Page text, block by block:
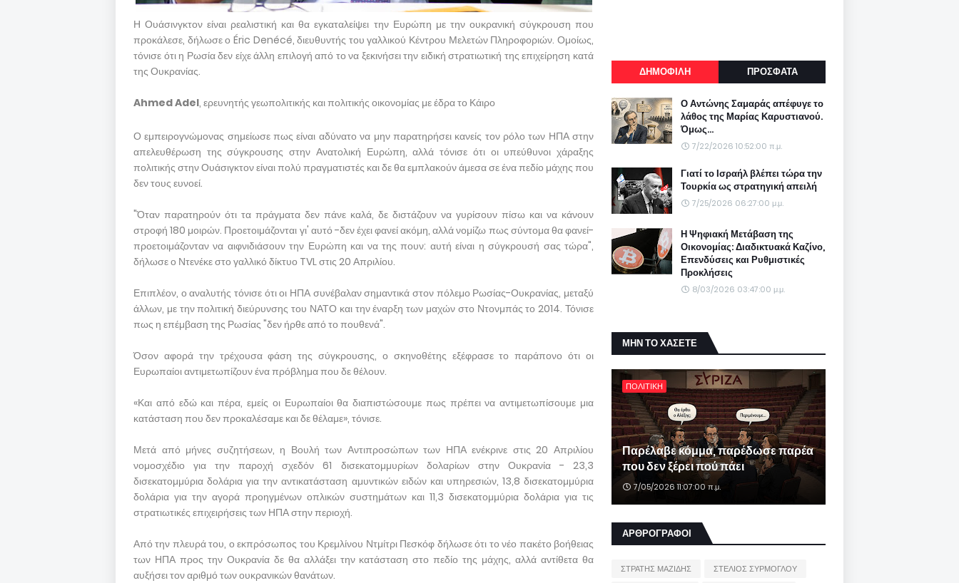
Η Ουάσινγκτον είναι ρεαλιστική και θα εγκαταλείψει την Ευρώπη με την ουκρανική σύγκρουση που
προκάλεσε, δήλωσε ο Éric Denécé, διευθυντής του γαλλικού Κέντρου Μελετών Πληροφοριών. Ομοίως,
τόνισε ότι η Ρωσία δεν είχε άλλη επιλογή από το να ξεκινήσει την ειδική στρατιωτική της επιχείρηση κατά
της Ουκρανίας.
Ahmed Adel, ερευνητής γεωπολιτικής και πολιτικής οικονομίας με έδρα το Κάιρο
Ο εμπειρογνώμονας σημείωσε πως είναι αδύνατο να μην παρατηρήσει κανείς τον ρόλο των ΗΠΑ στην
απελευθέρωση της σύγκρουσης στην Ανατολική Ευρώπη, αλλά τόνισε ότι οι υπεύθυνοι χάραξης
πολιτικής στην Ουάσιγκτον είναι πολύ πραγματιστές και δε θα εμπλακούν άμεσα σε ένα πεδίο μάχης που
δεν τους ευνοεί.
"Όταν παρατηρούν ότι τα πράγματα δεν πάνε καλά, δε διστάζουν να γυρίσουν πίσω και να κάνουν
στροφή 180 μοιρών. Προετοιμάζονται γι' αυτό -δεν έχει φανεί ακόμη, αλλά νομίζω πως σύντομα θα φανεί-
προετοιμάζονταν να αιφνιδιάσουν την Ευρώπη και να της πουν: αυτή είναι η σύγκρουσή σας τώρα",
δήλωσε ο Ντενέκε στο γαλλικό δίκτυο TVL στις 20 Απριλίου.
Επιπλέον, ο αναλυτής τόνισε ότι οι ΗΠΑ συνέβαλαν σημαντικά στον πόλεμο Ρωσίας-Ουκρανίας, μεταξύ
άλλων, με την πολιτική διεύρυνσης του ΝΑΤΟ και την έναρξη των μαχών στο Ντονμπάς το 2014. Τόνισε
πως η επέμβαση της Ρωσίας "δεν ήρθε από το πουθενά".
Όσον αφορά την τρέχουσα φάση της σύγκρουσης, ο σκηνοθέτης εξέφρασε το παράπονο ότι οι
Ευρωπαίοι αντιμετωπίζουν ένα πρόβλημα που δε θέλουν.
«Και από εδώ και πέρα, εμείς οι Ευρωπαίοι θα διαπιστώσουμε πως πρέπει να αντιμετωπίσουμε μια
κατάσταση που δεν προκαλέσαμε και δε θέλαμε», τόνισε.
Μετά από μήνες συζητήσεων, η Βουλή των Αντιπροσώπων των ΗΠΑ ενέκρινε στις 20 Απριλίου
νομοσχέδιο για την παροχή σχεδόν 61 δισεκατομμυρίων δολαρίων στην Ουκρανία - 23,3
δισεκατομμύρια δολάρια για την αντικατάσταση αμυντικών ειδών και υπηρεσιών, 13,8 δισεκατομμύρια
δολάρια για την αγορά προηγμένων οπλικών συστημάτων και 11,3 δισεκατομμύρια δολάρια για τις
στρατιωτικές επιχειρήσεις των ΗΠΑ στην περιοχή.
Από την πλευρά του, ο εκπρόσωπος του Κρεμλίνου Ντμίτρι Πεσκόφ δήλωσε ότι το νέο πακέτο βοήθειας
των ΗΠΑ προς την Ουκρανία δε θα αλλάξει την κατάσταση στο πεδίο της μάχης, αλλά αντίθετα θα
αυξήσει τον αριθμό των ουκρανικών θανάτων.
ΔΗΜΟΦΙΛΗ ΠΡΟΣΦΑΤΑ
Ο Αντώνης Σαμαράς απέφυγε το
λάθος της Μαρίας Καρυστιανού.
Όμως...
7/22/2026 10:52:00 π.μ.
Γιατί το Ισραήλ βλέπει τώρα την
Τουρκία ως στρατηγική απειλή
7/25/2026 06:27:00 μ.μ.
Η Ψηφιακή Μετάβαση της
Οικονομίας: Διαδικτυακά Καζίνο,
Επενδύσεις και Ρυθμιστικές
Προκλήσεις
8/03/2026 03:47:00 μ.μ.
ΜΗΝ ΤΟ ΧΑΣΕΤΕ
ΠΟΛΙΤΙΚΗ
Παρέλαβε κόμμα, παρέδωσε παρέα
που δεν ξέρει πού πάει
7/05/2026 11:07:00 π.μ.
ΑΡΘΡΟΓΡΑΦΟΙ
ΣΤΡΑΤΗΣ ΜΑΖΙΔΗΣ
ΣΤΕΛΙΟΣ ΣΥΡΜΟΓΛΟΥ